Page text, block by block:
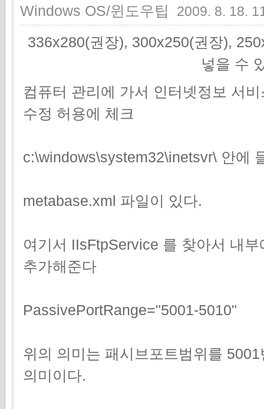
Windows OS/윈도우팁 2009. 8. 18.
336x280(권장), 300x250(권장),
넣을 수
컴퓨터 관리에 가서 인터넷정보 서
수정 허용에 체크
c:\windows\system32\inetsvr\ 안에
metabase.xml 파일이 있다.
여기서 IIsFtpService 를 찾아서 내
추가해준다
PassivePortRange="5001-5010"
위의 의미는 패시브포트범위를
의미이다.